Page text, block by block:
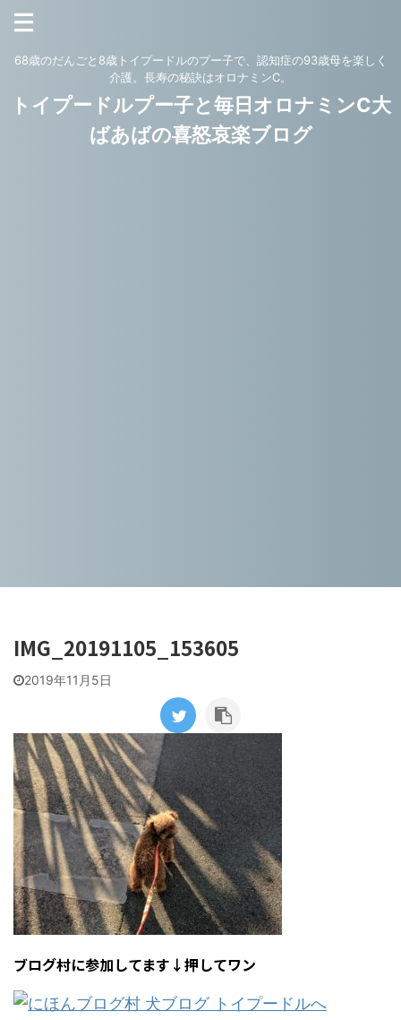
68歳のだんごと8歳トイプードルのプー子で、認知症の93歳母を楽しく
介護。長寿の秘訣はオロナミンC。
トイプードルプー子と毎日オロナミンC大
ばあばの喜怒哀楽ブログ
IMG_20191105_153605
2019年11月5日
ブログ村に参加してます↓押してワン